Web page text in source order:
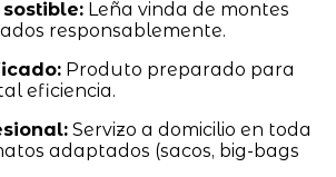
Leña vinda de montes
responsablemente.
Produto preparado para
eficiencia.
Servizo a domicilio en toda
adaptados (sacos, big-bags